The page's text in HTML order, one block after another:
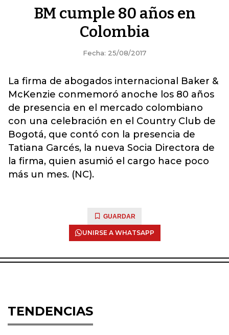
BM cumple 80 años en
Colombia
Fecha: 25/08/2017
La firma de abogados internacional Baker &
McKenzie conmemoró anoche los 80 años
de presencia en el mercado colombiano
con una celebración en el Country Club de
Bogotá, que contó con la presencia de
Tatiana Garcés, la nueva Socia Directora de
la firma, quien asumió el cargo hace poco
más un mes. (NC).
GUARDAR
UNIRSE A WHATSAPP
TENDENCIAS